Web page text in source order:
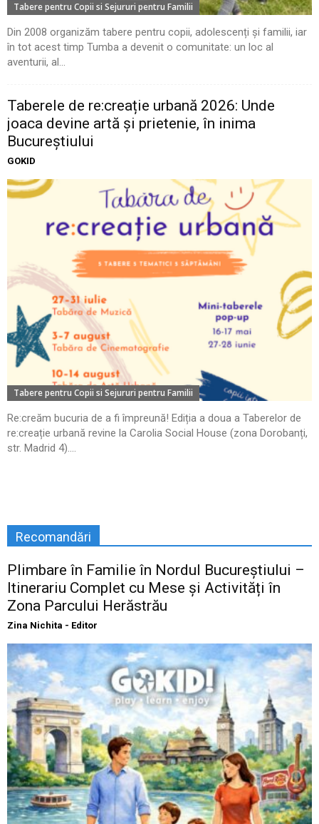
Tabere pentru Copii si Sejururi pentru Familii
Din 2008 organizăm tabere pentru copii, adolescenți și familii, iar
în tot acest timp Tumba a devenit o comunitate: un loc al
aventurii, al...
Taberele de re:creație urbană 2026: Unde
joaca devine artă și prietenie, în inima
Bucureștiului
GOKID
Tabere pentru Copii si Sejururi pentru Familii
Re:creăm bucuria de a fi împreună! Ediția a doua a Taberelor de
re:creație urbană revine la Carolia Social House (zona Dorobanți,
str. Madrid 4)....
Recomandări
Plimbare în Familie în Nordul Bucureștiului –
Itinerariu Complet cu Mese și Activități în
Zona Parcului Herăstrău
Zina Nichita - Editor